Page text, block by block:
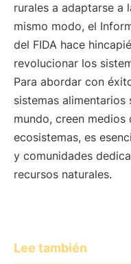
rurales a adaptarse a
mismo modo, el
del FIDA hace
revolucionar los
Para abordar con
sistemas alimentarios
mundo, creen
ecosistemas, es
y comunidades
recursos naturales.
Lee también